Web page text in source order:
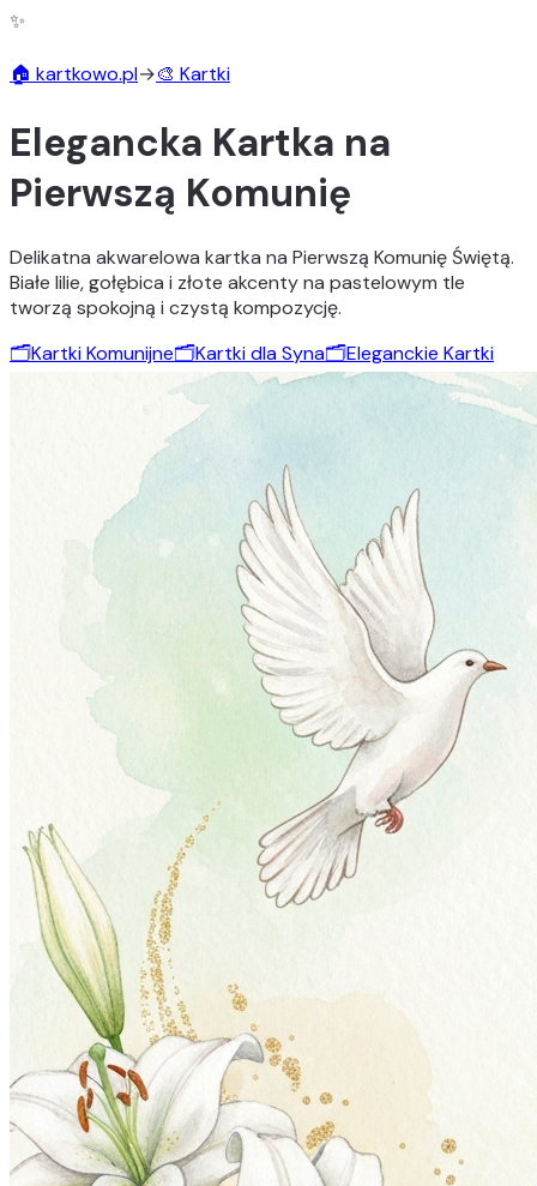
✨
🏠 kartkowo.pl→🎨 Kartki
Elegancka Kartka na
Pierwszą Komunię
Delikatna akwarelowa kartka na Pierwszą Komunię Świętą.
Białe lilie, gołębica i złote akcenty na pastelowym tle
tworzą spokojną i czystą kompozycję.
🗂️Kartki Komunijne🗂️Kartki dla Syna🗂️Eleganckie Kartki